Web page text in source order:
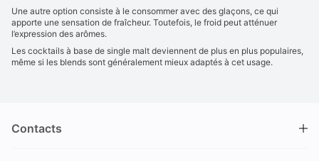
Une autre option consiste à le consommer avec des glaçons, ce qui
apporte une sensation de fraîcheur. Toutefois, le froid peut atténuer
l’expression des arômes.
Les cocktails à base de single malt deviennent de plus en plus populaires,
même si les blends sont généralement mieux adaptés à cet usage.
Contacts